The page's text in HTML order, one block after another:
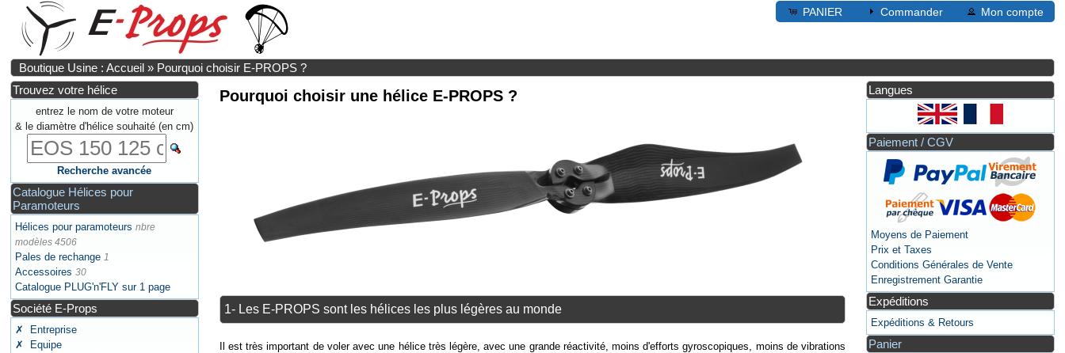
PANIER Commander Mon compte
Boutique Usine : Accueil » Pourquoi choisir E-PROPS ?
Trouvez votre hélice
entrez le nom de votre moteur
& le diamètre d'hélice souhaité (en cm)
Recherche avancée
Catalogue Hélices pour
Paramoteurs
Hélices pour paramoteurs nbre
modèles 4506
Pales de rechange 1
Accessoires 30
Catalogue PLUG'n'FLY sur 1 page
Société E-Props
✗ Entreprise
✗ Equipe
Pourquoi choisir une hélice E-PROPS ?
1- Les E-PROPS sont les hélices les plus légères au monde
Il est très important de voler avec une hélice très légère, avec une grande réactivité, moins d'efforts gyroscopiques, moins de vibrations
Langues
Paiement / CGV
Moyens de Paiement
Prix et Taxes
Conditions Générales de Vente
Enregistrement Garantie
Expéditions
Expéditions & Retours
Panier